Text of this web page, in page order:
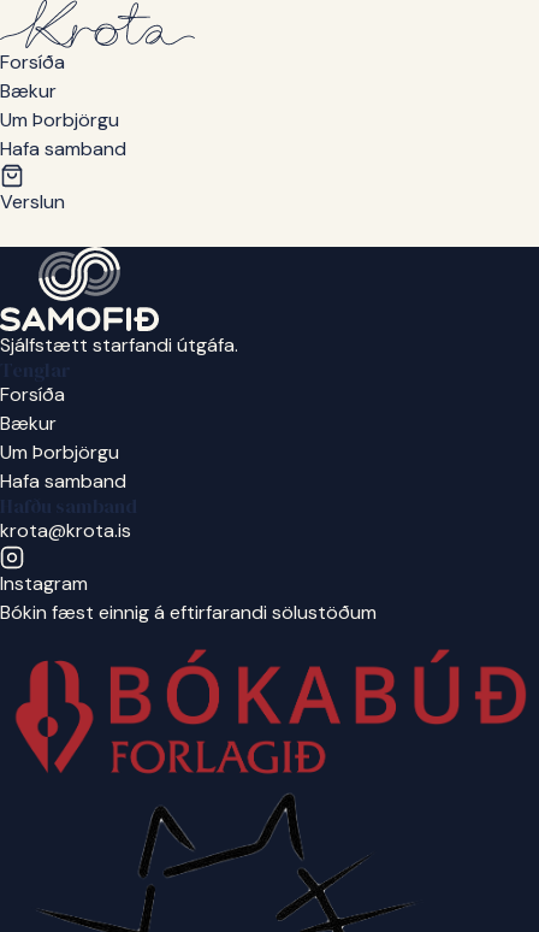
Forsíða
Bækur
Um Þorbjörgu
Hafa samband
Verslun
Sjálfstætt starfandi útgáfa.
Forsíða
Bækur
Um Þorbjörgu
Hafa samband
Hafðu samband
krota@krota.is
Instagram
Bókin fæst einnig á eftirfarandi sölustöðum